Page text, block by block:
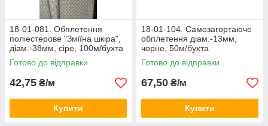
18-01-081. Обплетення
поліестерове "Зміїна шкіра",
діам.-38мм, сіре, 100м/бухта
Готово до відправки
42,75 ₴/м
Купити
18-01-104. Самозагортаюче
обплетення діам.-13мм,
чорне, 50м/бухта
Готово до відправки
67,50 ₴/м
Купити